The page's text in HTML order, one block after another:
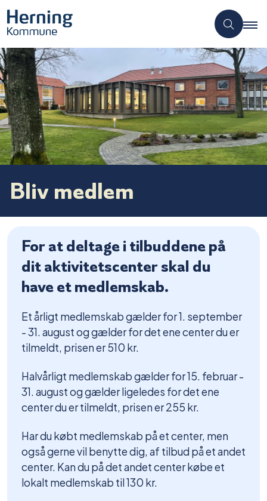
Bliv medlem
For at deltage i tilbuddene på
dit aktivitetscenter skal du
have et medlemskab.
Et årligt medlemskab gælder for 1. september
- 31. august og gælder for det ene center du er
tilmeldt, prisen er 510 kr.
Halvårligt medlemskab gælder for 15. februar -
31. august og gælder ligeledes for det ene
center du er tilmeldt, prisen er 255 kr.
Har du købt medlemskab på et center, men
også gerne vil benytte dig, af tilbud på et andet
center. Kan du på det andet center købe et
lokalt medlemskab til 130 kr.